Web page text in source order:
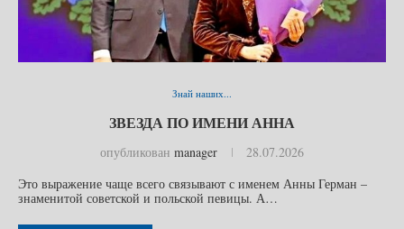
Знай наших...
ЗВЕЗДА ПО ИМЕНИ АННА
опубликован manager
28.07.2026
Это выражение чаще всего связывают с именем Анны Герман –
знаменитой советской и польской певицы. А…